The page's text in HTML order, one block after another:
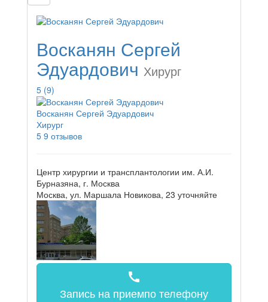
Восканян Сергей
Эдуардович Хирург
5 (9)
Восканян Сергей Эдуардович
Хирург
5 9 отзывов
Центр хирургии и трансплантологии им. А.И.
Бурназяна, г. Москва
Москва, ул. Маршала Новикова, 23 уточняйте
call
Запись на приемпо телефону